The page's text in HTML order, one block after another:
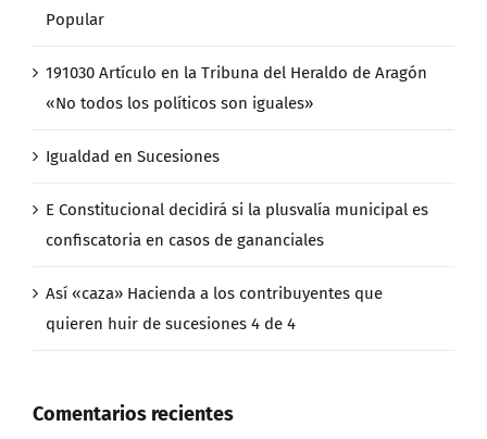
Popular
191030 Artículo en la Tribuna del Heraldo de Aragón
«No todos los políticos son iguales»
Igualdad en Sucesiones
E Constitucional decidirá si la plusvalía municipal es
confiscatoria en casos de gananciales
Así «caza» Hacienda a los contribuyentes que
quieren huir de sucesiones 4 de 4
Comentarios recientes